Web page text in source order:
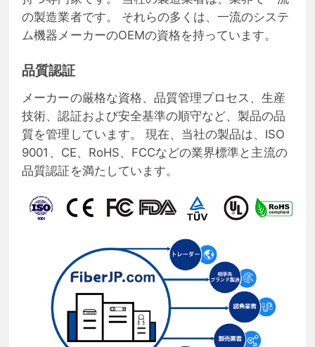
の製造業者です。 それらの多くは、一流のシステ
ム機器メーカーのOEMの資格を持っています。
品質認証
メーカーの厳格な資格、品質管理プロセス、生産
技術、認証および安全基準の順守など、製品の品
質を管理しています。 現在、当社の製品は、ISO
9001、CE、RoHS、FCCなどの業界標準と主流の
品質認証を満たしています。